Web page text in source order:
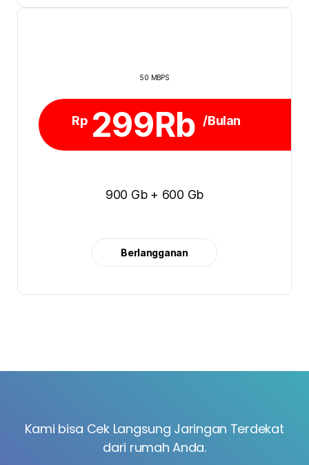
50 MBPS
Rp 299Rb /Bulan
900 Gb + 600 Gb
Berlangganan
Kami bisa Cek Langsung Jaringan Terdekat
dari rumah Anda.